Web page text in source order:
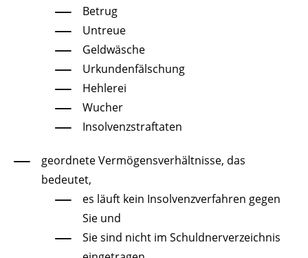
Betrug
Untreue
Geldwäsche
Urkundenfälschung
Hehlerei
Wucher
Insolvenzstraftaten
geordnete Vermögensverhältnisse, das
bedeutet,
es läuft kein Insolvenzverfahren gegen
Sie und
Sie sind nicht im Schuldnerverzeichnis